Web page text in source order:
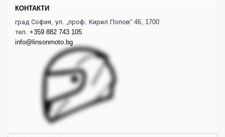
КОНТАКТИ
град София, ул. „проф. Кирил Попов“ 46, 1700
тел. +359 882 743 105
info@linsonmoto.bg